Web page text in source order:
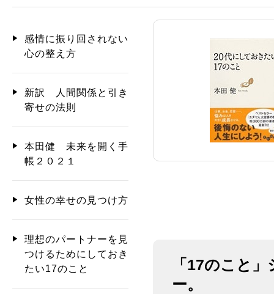
「17のこと
ー。
感情に振り回されない
心の整え方
新訳 人間関係と引き
寄せの法則
本田健 未来を開く手
帳２０２１
女性の幸せの見つけ方
理想のパートナーを見
つけるためにしておき
たい17のこと